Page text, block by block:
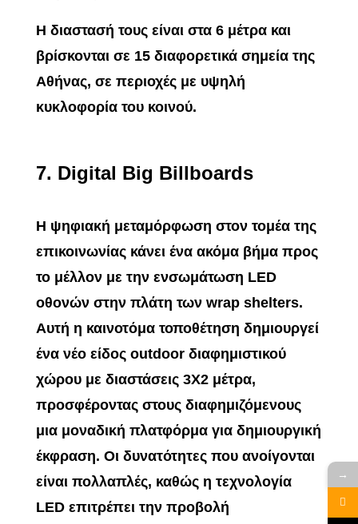
Η διαστασή τους είναι στα 6 μέτρα και
βρίσκονται σε 15 διαφορετικά σημεία της
Αθήνας, σε περιοχές με υψηλή
κυκλοφορία του κοινού.
7. Digital Big Billboards
Η ψηφιακή μεταμόρφωση στον τομέα της
επικοινωνίας κάνει ένα ακόμα βήμα προς
το μέλλον με την ενσωμάτωση LED
οθονών στην πλάτη των wrap shelters.
Αυτή η καινοτόμα τοποθέτηση δημιουργεί
ένα νέο είδος outdoor διαφημιστικού
χώρου με διαστάσεις 3Χ2 μέτρα,
προσφέροντας στους διαφημιζόμενους
μια μοναδική πλατφόρμα για δημιουργική
έκφραση. Οι δυνατότητες που ανοίγονται
είναι πολλαπλές, καθώς η τεχνολογία
LED επιτρέπει την προβολή
→